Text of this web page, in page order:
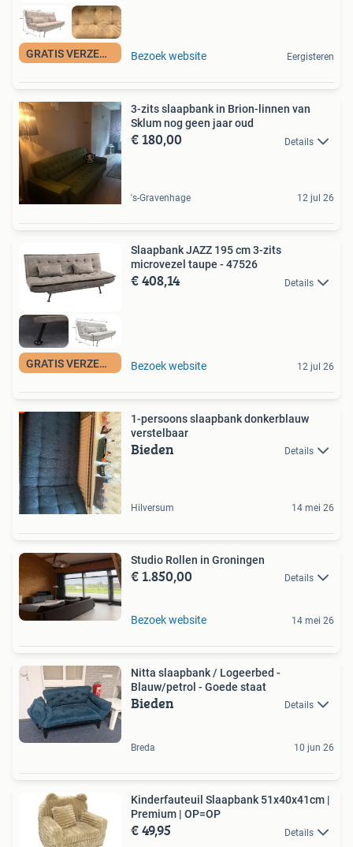
GRATIS VERZENDING Bezoek website Eergisteren
3-zits slaapbank in Brion-linnen van
Sklum nog geen jaar oud
€ 180,00 Details
's-Gravenhage 12 jul 26
GRATIS VERZENDING
Slaapbank JAZZ 195 cm 3-zits
microvezel taupe - 47526
€ 408,14 Details
Bezoek website 12 jul 26
1-persoons slaapbank donkerblauw
verstelbaar
Bieden Details
Hilversum 14 mei 26
Studio Rollen in Groningen
€ 1.850,00 Details
Bezoek website 14 mei 26
Nitta slaapbank / Logeerbed -
Blauw/petrol - Goede staat
Bieden Details
Breda 10 jun 26
Kinderfauteuil Slaapbank 51x40x41cm |
Premium | OP=OP
€ 49,95 Details